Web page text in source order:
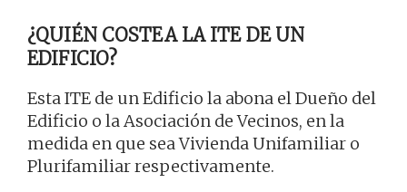
¿QUIÉN COSTEA LA ITE DE UN
EDIFICIO?
Esta ITE de un Edificio la abona el Dueño del
Edificio o la Asociación de Vecinos, en la
medida en que sea Vivienda Unifamiliar o
Plurifamiliar respectivamente.